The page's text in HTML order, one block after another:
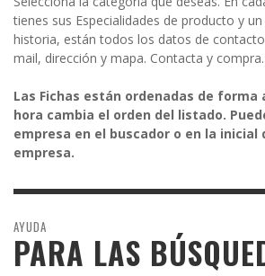
tienes sus Especialidades de producto y
historia, están todos los datos de
mail, dirección y mapa. Contacta y compra.
Las Fichas están ordenadas de forma
hora cambia el orden del listado.
empresa en el buscador o en la inicial
empresa.
AYUDA
PARA LAS